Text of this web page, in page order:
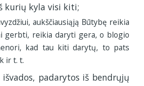
kurių kyla visi kiti;
aukščiausiąją Būtybę reikia
gerbti, reikia daryti gera, o blogio
kad tau kiti darytų, to pats
ir t. t.
padarytos iš bendrųjų